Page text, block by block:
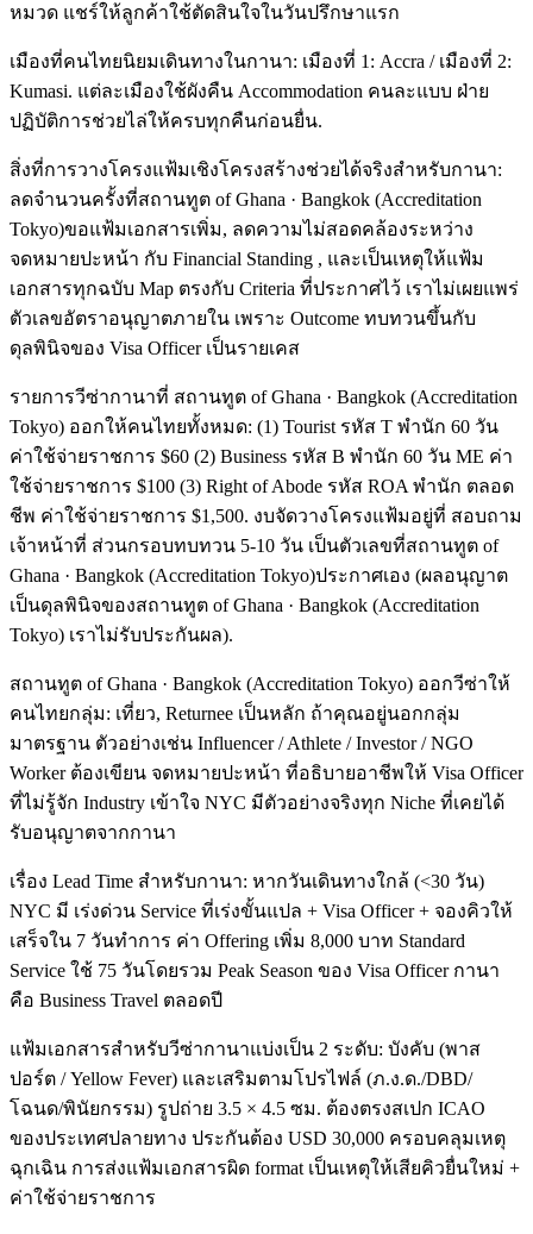
หมวด แชร์ให้ลูกค้าใช้ตัดสินใจในวันปรึกษาแรก
เมืองที่คนไทยนิยมเดินทางในกานา: เมืองที่ 1: Accra / เมืองที่ 2:
Kumasi. แต่ละเมืองใช้ผังคืน Accommodation คนละแบบ ฝ่าย
ปฏิบัติการช่วยไล่ให้ครบทุกคืนก่อนยื่น.
สิ่งที่การวางโครงแฟ้มเชิงโครงสร้างช่วยได้จริงสำหรับกานา:
ลดจำนวนครั้งที่สถานทูต of Ghana · Bangkok (Accreditation
Tokyo)ขอแฟ้มเอกสารเพิ่ม, ลดความไม่สอดคล้องระหว่าง
จดหมายปะหน้า กับ Financial Standing , และเป็นเหตุให้แฟ้ม
เอกสารทุกฉบับ Map ตรงกับ Criteria ที่ประกาศไว้ เราไม่เผยแพร่
ตัวเลขอัตราอนุญาตภายใน เพราะ Outcome ทบทวนขึ้นกับ
ดุลพินิจของ Visa Officer เป็นรายเคส
รายการวีซ่ากานาที่ สถานทูต of Ghana · Bangkok (Accreditation
Tokyo) ออกให้คนไทยทั้งหมด: (1) Tourist รหัส T พำนัก 60 วัน
ค่าใช้จ่ายราชการ $60 (2) Business รหัส B พำนัก 60 วัน ME ค่า
ใช้จ่ายราชการ $100 (3) Right of Abode รหัส ROA พำนัก ตลอด
ชีพ ค่าใช้จ่ายราชการ $1,500. งบจัดวางโครงแฟ้มอยู่ที่ สอบถาม
เจ้าหน้าที่ ส่วนกรอบทบทวน 5-10 วัน เป็นตัวเลขที่สถานทูต of
Ghana · Bangkok (Accreditation Tokyo)ประกาศเอง (ผลอนุญาต
เป็นดุลพินิจของสถานทูต of Ghana · Bangkok (Accreditation
Tokyo) เราไม่รับประกันผล).
สถานทูต of Ghana · Bangkok (Accreditation Tokyo) ออกวีซ่าให้
คนไทยกลุ่ม: เที่ยว, Returnee เป็นหลัก ถ้าคุณอยู่นอกกลุ่ม
มาตรฐาน ตัวอย่างเช่น Influencer / Athlete / Investor / NGO
Worker ต้องเขียน จดหมายปะหน้า ที่อธิบายอาชีพให้ Visa Officer
ที่ไม่รู้จัก Industry เข้าใจ NYC มีตัวอย่างจริงทุก Niche ที่เคยได้
รับอนุญาตจากกานา
เรื่อง Lead Time สำหรับกานา: หากวันเดินทางใกล้ (<30 วัน)
NYC มี เร่งด่วน Service ที่เร่งขั้นแปล + Visa Officer + จองคิวให้
เสร็จใน 7 วันทำการ ค่า Offering เพิ่ม 8,000 บาท Standard
Service ใช้ 75 วันโดยรวม Peak Season ของ Visa Officer กานา
คือ Business Travel ตลอดปี
แฟ้มเอกสารสำหรับวีซ่ากานาแบ่งเป็น 2 ระดับ: บังคับ (พาส
ปอร์ต / Yellow Fever) และเสริมตามโปรไฟล์ (ภ.ง.ด./DBD/
โฉนด/พินัยกรรม) รูปถ่าย 3.5 × 4.5 ซม. ต้องตรงสเปก ICAO
ของประเทศปลายทาง ประกันต้อง USD 30,000 ครอบคลุมเหตุ
ฉุกเฉิน การส่งแฟ้มเอกสารผิด format เป็นเหตุให้เสียคิวยื่นใหม่ +
ค่าใช้จ่ายราชการ